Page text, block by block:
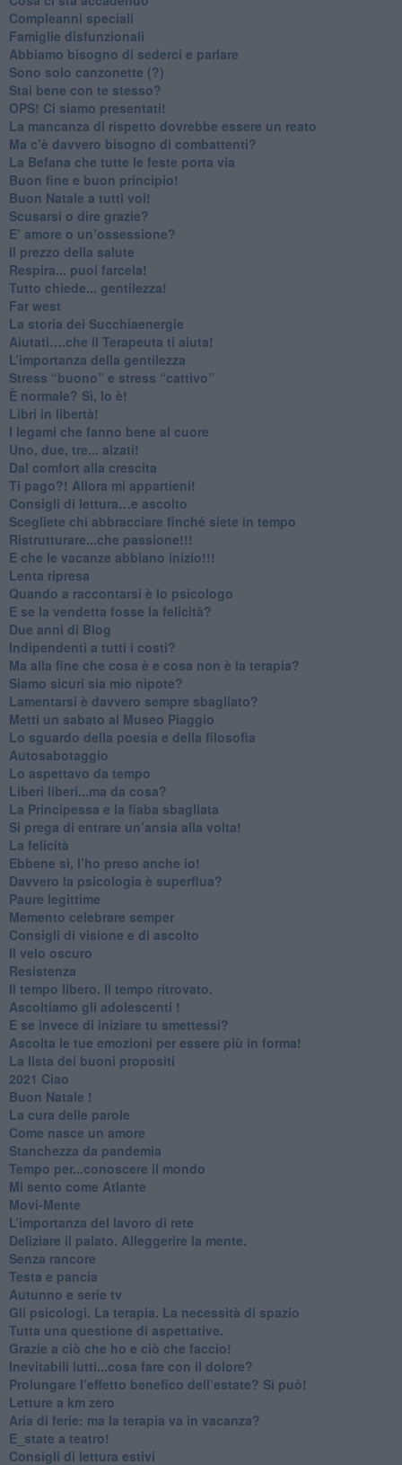
​Compleanni speciali
​Famiglie disfunzionali
​Abbiamo bisogno di sederci e parlare
Sono solo canzonette (?)
​Stai bene con te stesso?
​OPS! Ci siamo presentati!
​La mancanza di rispetto dovrebbe essere un reato
​Ma c’è davvero bisogno di combattenti?
​La Befana che tutte le feste porta via
Buon fine e buon principio!
​Buon Natale a tutti voi!
​Scusarsi o dire grazie?
​E’ amore o un’ossessione?
​Il prezzo della salute
​Respira... puoi farcela!
​Tutto chiede... gentilezza!
​Far west
​La storia dei Succhiaenergie
​Aiutati….che il Terapeuta ti aiuta!
​L’importanza della gentilezza
​Stress “buono” e stress “cattivo”
​È normale? Sì, lo è!
​Libri in libertà!
​I legami che fanno bene al cuore
Uno, due, tre... alzati!​
​Dal comfort alla crescita
​Ti pago?! Allora mi appartieni!​
​Consigli di lettura…e ascolto
​Scegliete chi abbracciare finché siete in tempo
​Ristrutturare...che passione!!!
​E che le vacanze abbiano inizio!!!
​Lenta ripresa
​Quando a raccontarsi è lo psicologo
​E se la vendetta fosse la felicità?
​Due anni di Blog
​Indipendenti a tutti i costi?
​Ma alla fine che cosa è e cosa non è la terapia?
​Siamo sicuri sia mio nipote?
​Lamentarsi è davvero sempre sbagliato?
​Metti un sabato al Museo Piaggio
​Lo sguardo della poesia e della filosofia
Autosabotaggio
​Lo aspettavo da tempo
​Liberi liberi...ma da cosa?
​La Principessa e la fiaba sbagliata
Si prega di entrare un’ansia alla volta!
​La felicità
​Ebbene sì, l’ho preso anche io!
​Davvero la psicologia è superflua?
Paure legittime
​Memento celebrare semper
​Consigli di visione e di ascolto
​Il velo oscuro
Resistenza
​Il tempo libero. Il tempo ritrovato.
Ascoltiamo gli adolescenti !
​E se invece di iniziare tu smettessi?
​Ascolta le tue emozioni per essere più in forma!
​La lista dei buoni propositi
2021 Ciao
Buon Natale !
​La cura delle parole
​Come nasce un amore
Stanchezza da pandemia
​Tempo per...conoscere il mondo
​Mi sento come Atlante
​Movi-Mente
​L’importanza del lavoro di rete
​Deliziare il palato. Alleggerire la mente.
​Senza rancore
​Testa e pancia
​Autunno e serie tv
​Gli psicologi. La terapia. La necessità di spazio
​Tutta una questione di aspettative.
​Grazie a ciò che ho e ciò che faccio!
​Inevitabili lutti...cosa fare con il dolore?
Prolungare l’effetto benefico dell’estate? Si può!
​Letture a km zero
​Aria di ferie: ma la terapia va in vacanza?
​E_state a teatro!
​Consigli di lettura estivi